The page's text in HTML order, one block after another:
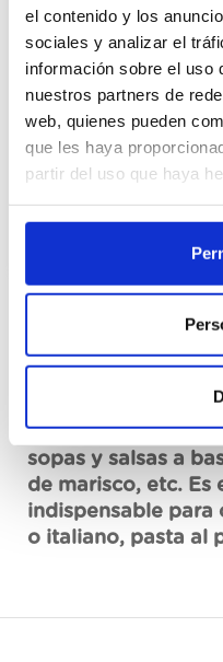
el contenido y los
sociales y analizar el
información sobre el uso
nuestros partners de
web, quienes pueden
que les haya
partir del uso que haya
No
procedente de
de girasol y aceite
sopas y salsas a
de marisco, etc. Es
indispensable
o italiano, pasta al